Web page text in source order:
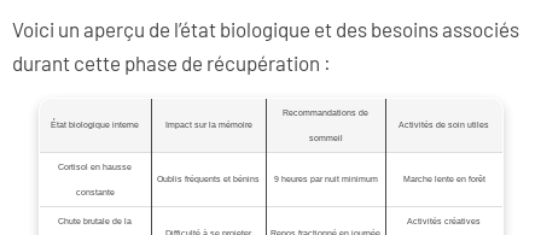
Voici un aperçu de l’état biologique et des besoins associés
durant cette phase de récupération :
État biologique interne Impact sur la mémoire
Recommandations de
sommeil
Activités de soin utiles
Cortisol en hausse
constante
Oublis fréquents et bénins 9 heures par nuit minimum Marche lente en forêt
Chute brutale de la
Difficulté à se projeter Repos fractionné en journée
Activités créatives